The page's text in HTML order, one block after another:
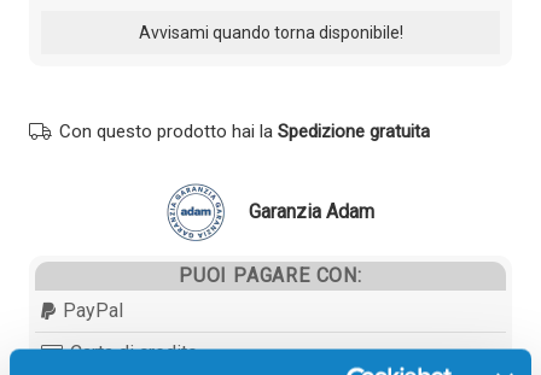
Con questo prodotto hai la Spedizione gratuita
Garanzia Adam
PUOI PAGARE CON:
PayPal
Carta di credito